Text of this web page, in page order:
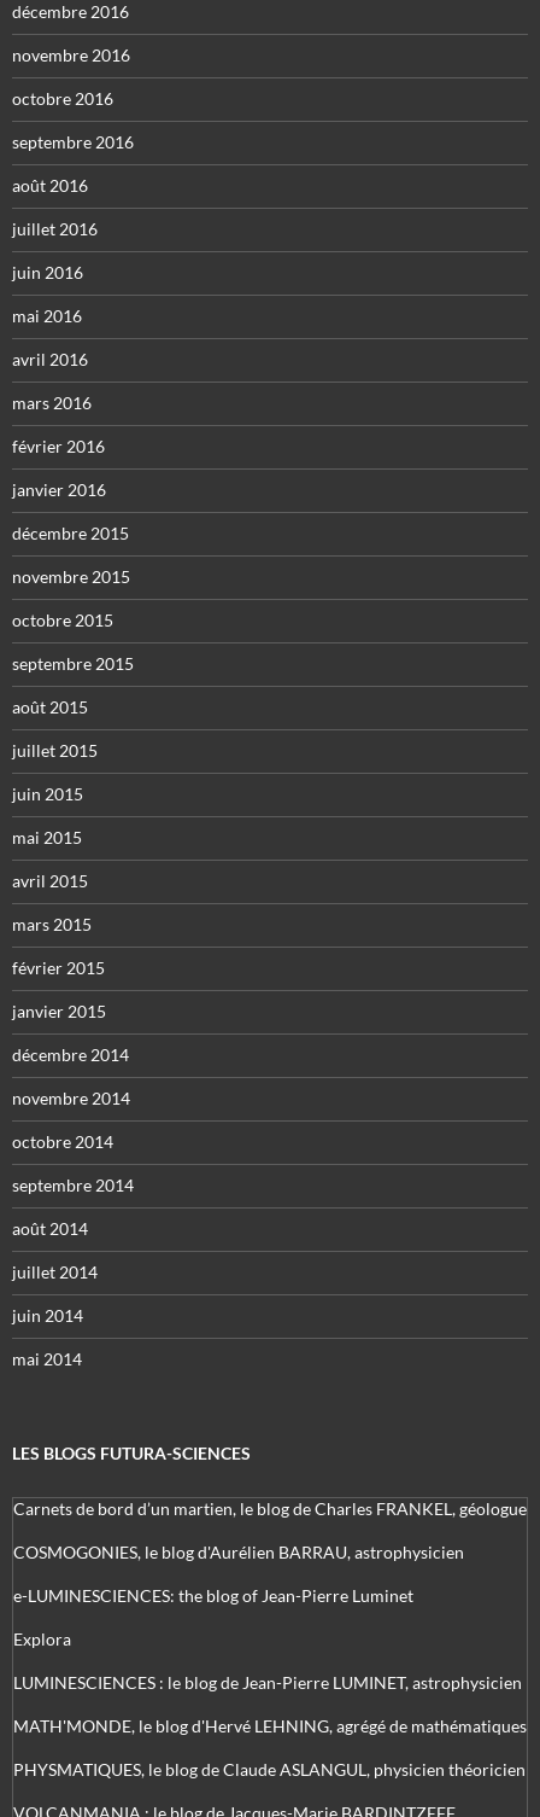
décembre 2016
novembre 2016
octobre 2016
septembre 2016
août 2016
juillet 2016
juin 2016
mai 2016
avril 2016
mars 2016
février 2016
janvier 2016
décembre 2015
novembre 2015
octobre 2015
septembre 2015
août 2015
juillet 2015
juin 2015
mai 2015
avril 2015
mars 2015
février 2015
janvier 2015
décembre 2014
novembre 2014
octobre 2014
septembre 2014
août 2014
juillet 2014
juin 2014
mai 2014
LES BLOGS FUTURA-SCIENCES
Carnets de bord d’un martien, le blog de Charles FRANKEL, géologue
COSMOGONIES, le blog d'Aurélien BARRAU, astrophysicien
e-LUMINESCIENCES: the blog of Jean-Pierre Luminet
Explora
LUMINESCIENCES : le blog de Jean-Pierre LUMINET, astrophysicien
MATH'MONDE, le blog d'Hervé LEHNING, agrégé de mathématiques
PHYSMATIQUES, le blog de Claude ASLANGUL, physicien théoricien